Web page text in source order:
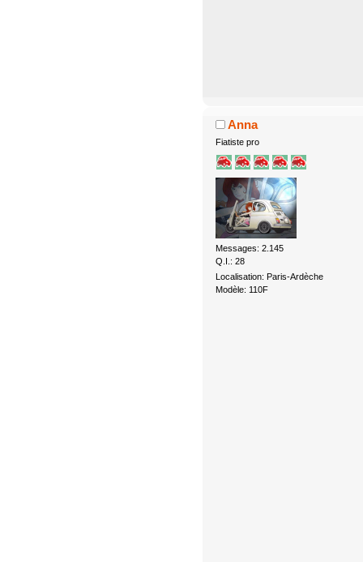
Anna
Fiatiste pro
Messages: 2.145
Q.I.: 28
Localisation: Paris-Ardèche
Modèle: 110F